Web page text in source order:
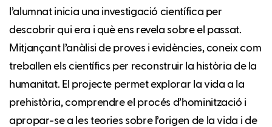
l’alumnat inicia una investigació científica per
descobrir qui era i què ens revela sobre el passat.
Mitjançant l’anàlisi de proves i evidències, coneix com
treballen els científics per reconstruir la història de la
humanitat. El projecte permet explorar la vida a la
prehistòria, comprendre el procés d’hominització i
apropar-se a les teories sobre l’origen de la vida i de